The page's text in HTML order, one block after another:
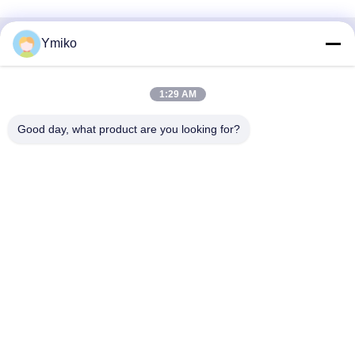
Contato rápido
Económico do Aeroporto Sudoeste, cidade de Chengdu,
Ymiko
1:29 AM
Good day, what product are you looking for?